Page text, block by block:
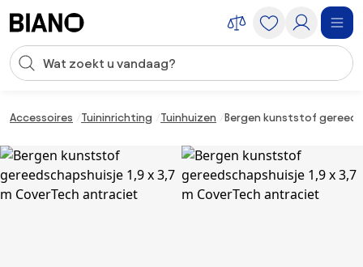
Zoekopdracht invoeren
Accessoires Tuininrichting Tuinhuizen Bergen kunststof